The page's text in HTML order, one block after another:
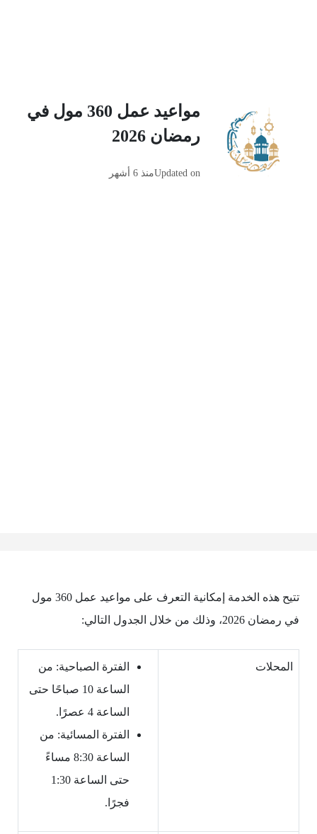
مواعيد عمل 360 مول في
رمضان 2026
Updated onمنذ 6 أشهر
تتيح هذه الخدمة إمكانية التعرف على مواعيد عمل 360 مول
في رمضان 2026، وذلك من خلال الجدول التالي:
المحلات
الفترة الصباحية: من
الساعة 10 صباحًا حتى
الساعة 4 عصرًا.
الفترة المسائية: من
الساعة 8:30 مساءً
حتى الساعة 1:30
فجرًا.